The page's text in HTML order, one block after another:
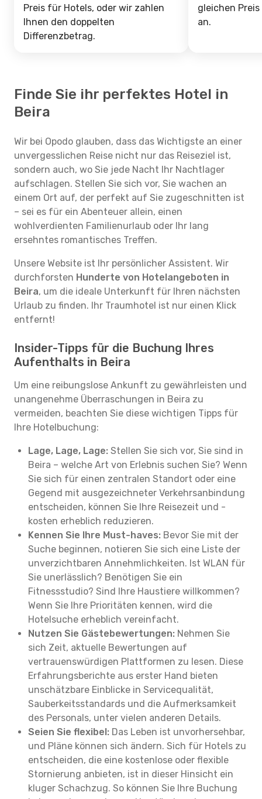
Preis für Hotels, oder wir zahlen
Ihnen den doppelten
Differenzbetrag.
gleichen
an.
Finde Sie ihr perfektes Hotel in
Beira
Wir bei Opodo glauben, dass das Wichtigste an einer
unvergesslichen Reise nicht nur das Reiseziel ist,
sondern auch, wo Sie jede Nacht Ihr Nachtlager
aufschlagen. Stellen Sie sich vor, Sie wachen an
einem Ort auf, der perfekt auf Sie zugeschnitten ist
– sei es für ein Abenteuer allein, einen
wohlverdienten Familienurlaub oder Ihr lang
ersehntes romantisches Treffen.
Unsere Website ist Ihr persönlicher Assistent. Wir
durchforsten Hunderte von Hotelangeboten in
Beira, um die ideale Unterkunft für Ihren nächsten
Urlaub zu finden. Ihr Traumhotel ist nur einen Klick
entfernt!
Insider-Tipps für die Buchung Ihres
Aufenthalts in Beira
Um eine reibungslose Ankunft zu gewährleisten und
unangenehme Überraschungen in Beira zu
vermeiden, beachten Sie diese wichtigen Tipps für
Ihre Hotelbuchung:
Lage, Lage, Lage: Stellen Sie sich vor, Sie sind in
Beira – welche Art von Erlebnis suchen Sie? Wenn
Sie sich für einen zentralen Standort oder eine
Gegend mit ausgezeichneter Verkehrsanbindung
entscheiden, können Sie Ihre Reisezeit und -
kosten erheblich reduzieren.
Kennen Sie Ihre Must-haves: Bevor Sie mit der
Suche beginnen, notieren Sie sich eine Liste der
unverzichtbaren Annehmlichkeiten. Ist WLAN für
Sie unerlässlich? Benötigen Sie ein
Fitnessstudio? Sind Ihre Haustiere willkommen?
Wenn Sie Ihre Prioritäten kennen, wird die
Hotelsuche erheblich vereinfacht.
Nutzen Sie Gästebewertungen: Nehmen Sie
sich Zeit, aktuelle Bewertungen auf
vertrauenswürdigen Plattformen zu lesen. Diese
Erfahrungsberichte aus erster Hand bieten
unschätzbare Einblicke in Servicequalität,
Sauberkeitsstandards und die Aufmerksamkeit
des Personals, unter vielen anderen Details.
Seien Sie flexibel: Das Leben ist unvorhersehbar,
und Pläne können sich ändern. Sich für Hotels zu
entscheiden, die eine kostenlose oder flexible
Stornierung anbieten, ist in dieser Hinsicht ein
kluger Schachzug. So können Sie Ihre Buchung